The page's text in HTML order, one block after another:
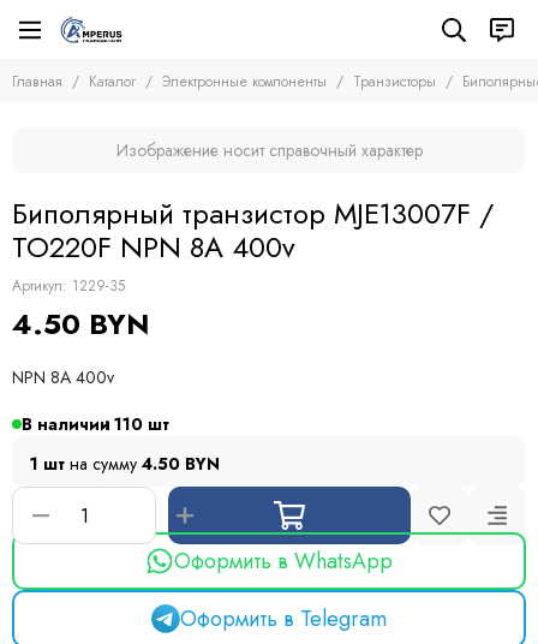
Электронные компоненты
Транзисторы
Транзисторы
Биполярные транзисторы (BJTs)
Тиристоры и симисторы
Модули
Резисторы
Предохранители
Дроссели
Фоточувствительные элементы
Главная Каталог Электронные компоненты Транзисторы
Изображение носит справочный характер
Биполярный транзистор MJE13007F /
TO220F NPN 8A 400v
Артикул: 1229-35
4.50 BYN
NPN 8A 400v
В наличии 110
1 шт на сумму 4.50 BYN
Оформить в WhatsApp
Оформить в Telegram